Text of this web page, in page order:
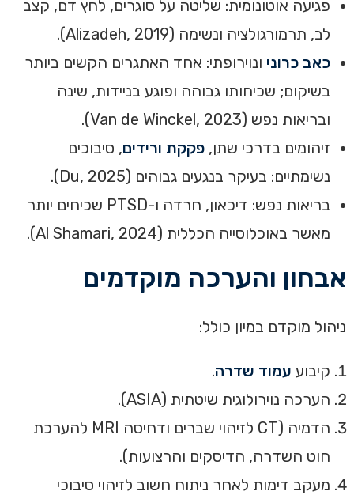
פגיעה אוטונומית: שליטה על סוגרים, לחץ דם, קצב
לב, תרמורגולציה ונשימה (Alizadeh, 2019).
כאב כרוני ונוירופתי: אחד האתגרים הקשים ביותר
בשיקום; שכיחותו גבוהה ופוגע בניידות, שינה
ובריאות נפש (Van de Winckel, 2023).
זיהומים בדרכי שתן, פקקת ורידים, סיבוכים
נשימתיים: בעיקר בנגעים גבוהים (Du, 2025).
בריאות נפש: דיכאון, חרדה ו-PTSD שכיחים יותר
מאשר באוכלוסייה הכללית (Al Shamari, 2024).
אבחון והערכה מוקדמים
ניהול מוקדם במיון כולל:
קיבוע עמוד שדרה.
הערכה נוירולוגית שיטתית (ASIA).
הדמיה (CT לזיהוי שברים ודחיסה MRI להערכת
חוט השדרה, הדיסקים והרצועות).
מעקב דימות לאחר ניתוח חשוב לזיהוי סיבוכי